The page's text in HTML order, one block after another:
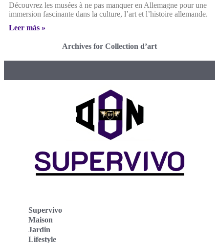
Découvrez les musées à ne pas manquer en Allemagne pour une
immersion fascinante dans la culture, l’art et l’histoire allemande.
Leer más »
Archives for Collection d’art
Supervivo
Maison
Jardin
Lifestyle